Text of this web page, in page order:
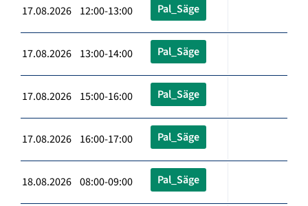
17.08.2026 12:00-13:00 Pal_Säge
17.08.2026 13:00-14:00 Pal_Säge
17.08.2026 15:00-16:00 Pal_Säge
17.08.2026 16:00-17:00 Pal_Säge
18.08.2026 08:00-09:00 Pal_Säge